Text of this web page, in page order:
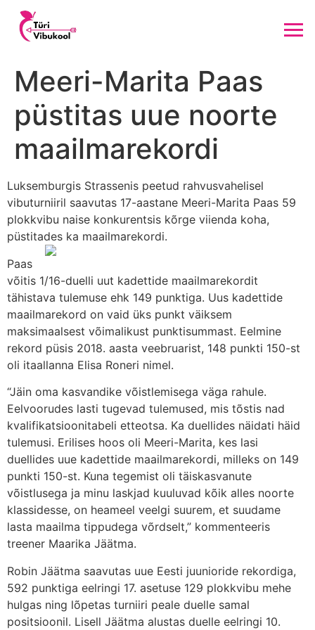
Meeri-Marita Paas
püstitas uue noorte
maailmarekordi
Luksemburgis Strassenis peetud rahvusvahelisel
vibuturniiril saavutas 17-aastane Meeri-Marita Paas 59
plokkvibu naise konkurentsis kõrge viienda koha,
püstitades ka maailmarekordi.
Paas
võitis 1/16-duelli uut kadettide maailmarekordit
tähistava tulemuse ehk 149 punktiga. Uus kadettide
maailmarekord on vaid üks punkt väiksem
maksimaalsest võimalikust punktisummast. Eelmine
rekord püsis 2018. aasta veebruarist, 148 punkti 150-st
oli itaallanna Elisa Roneri nimel.
“Jäin oma kasvandike võistlemisega väga rahule.
Eelvoorudes lasti tugevad tulemused, mis tõstis nad
kvalifikatsioonitabeli etteotsa. Ka duellides näidati häid
tulemusi. Erilises hoos oli Meeri-Marita, kes lasi
duellides uue kadettide maailmarekordi, milleks on 149
punkti 150-st. Kuna tegemist oli täiskasvanute
võistlusega ja minu laskjad kuuluvad kõik alles noorte
klassidesse, on heameel veelgi suurem, et suudame
lasta maailma tippudega võrdselt,” kommenteeris
treener Maarika Jäätma.
Robin Jäätma saavutas uue Eesti juunioride rekordiga,
592 punktiga eelringi 17. asetuse 129 plokkvibu mehe
hulgas ning lõpetas turniiri peale duelle samal
positsioonil. Lisell Jäätma alustas duelle eelringi 10.